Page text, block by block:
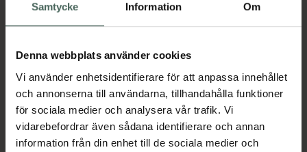
Samtycke Information Om
Denna webbplats använder cookies
Vi använder enhetsidentifierare för att anpassa innehållet
och annonserna till användarna, tillhandahålla funktioner
för sociala medier och analysera vår trafik. Vi
vidarebefordrar även sådana identifierare och annan
information från din enhet till de sociala medier och
Köp via ditt recept
Aktuella erbjudanden
Beskrivning